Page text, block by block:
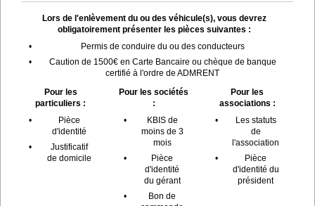
Lors de l'enlèvement du ou des véhicule(s), vous devrez
obligatoirement présenter les pièces suivantes :
•
Permis de conduire du ou des conducteurs
•
Caution de 1500€ en Carte Bancaire ou chèque de banque
certifié à l'ordre de ADMRENT
Pour les
particuliers :
•
Pièce
d'identité
•
Justificatif
de domicile
Pour les sociétés
:
•
KBIS de
moins de 3
mois
•
Pièce
d'identité
du gérant
•
Bon de
Pour les
associations :
•
Les statuts
de
l'association
•
Pièce
d'identité du
président